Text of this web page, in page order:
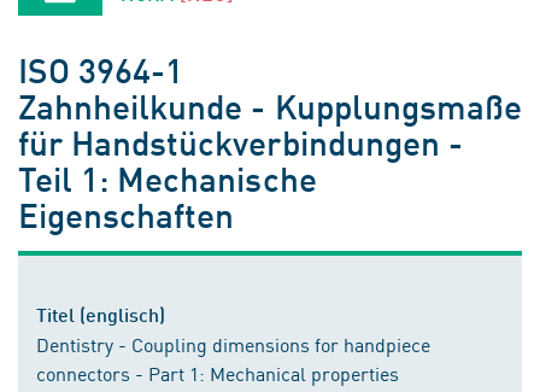
ISO 3964-1
Zahnheilkunde - Kupplungsmaße
für Handstückverbindungen -
Teil 1: Mechanische
Eigenschaften
Titel (englisch)
Dentistry - Coupling dimensions for handpiece
connectors - Part 1: Mechanical properties